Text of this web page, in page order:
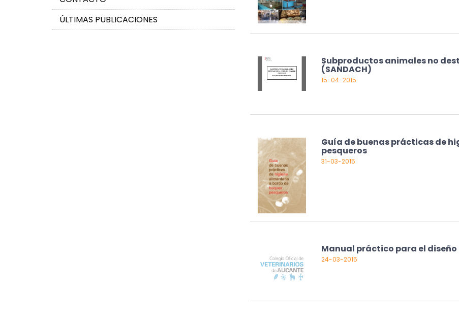
ÚLTIMAS PUBLICACIONES
Subproductos animales no
(SANDACH)
15-04-2015
Guía de buenas prácticas de
pesqueros
31-03-2015
Manual práctico para el
24-03-2015